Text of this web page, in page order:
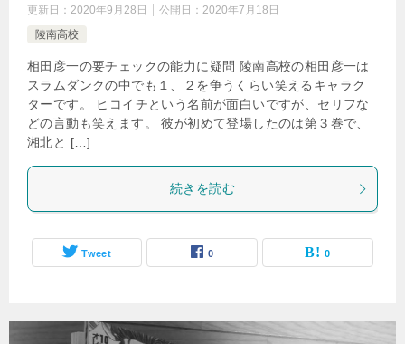
更新日： 2020年9月28日 公開日： 2020年7月18日
陵南高校
相田彦一の要チェックの能力に疑問 陵南高校の相田彦一は
スラムダンクの中でも１、２を争うくらい笑えるキャラク
ターです。 ヒコイチという名前が面白いですが、セリフな
どの言動も笑えます。 彼が初めて登場したのは第３巻で、
湘北と […]
続きを読む
Tweet 0 0